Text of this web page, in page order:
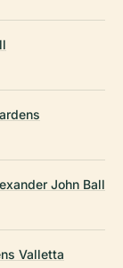
John Ball
Valletta